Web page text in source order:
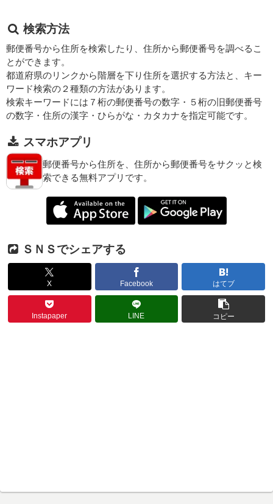
検索方法
郵便番号から住所を検索したり、住所から郵便番号を調べるこ
とができます。
都道府県のリンクから階層を下り住所を選択する方法と、キー
ワード検索の２種類の方法があります。
検索キーワードには７桁の郵便番号の数字・５桁の旧郵便番号
の数字・住所の漢字・ひらがな・カタカナを指定可能です。
スマホアプリ
郵便番号から住所を、住所から郵便番号をサクッと検
索できる無料アプリです。
ＳＮＳでシェアする
X Facebook はてブ
Instapaper LINE コピー